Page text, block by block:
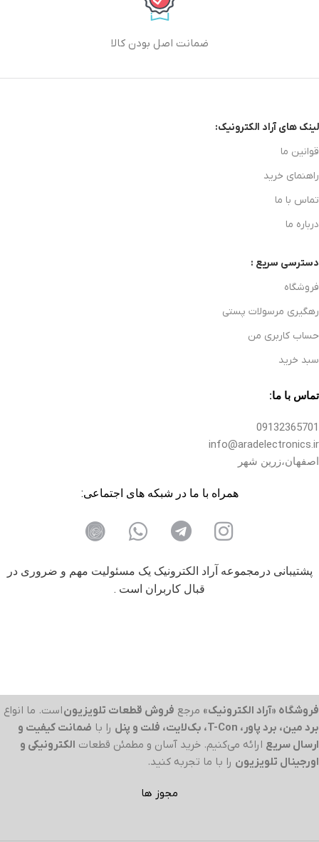
ضمانت اصل بودن کالا
لینک های آراد الکترونیک:
قوانین ما
راهنمای خرید
تماس با ما
درباره ما
دسترسی سریع :
فروشگاه
رهگیری مرسولات پستی
حساب کاربری من
سبد خرید
تماس با ما:
09132365701
info@aradelectronics.ir
اصفهان،زرین شهر
همراه با ما در شبکه های اجتماعی:
پشتیبانی درمجموعه آراد الکترونیک یک مسئولیت مهم و ضروری در
قبال کاربران است .
فروشگاه «آراد الکترونیک» مرجع فروش قطعات تلویزیوناست. ما انواع
برد مین، برد پاور، T-Con، بک‌لایت، فلت و پنل
را با ضمانت کیفیت و
ارسال سریع ارائه می‌کنیم. خرید آسان و مطمئن قطعات الکترونیکی و
اورجینال تلویزیون را با ما تجربه کنید.
مجوز ها